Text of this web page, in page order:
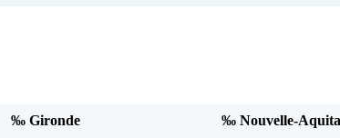
‰ Gironde ‰ Nouvelle-